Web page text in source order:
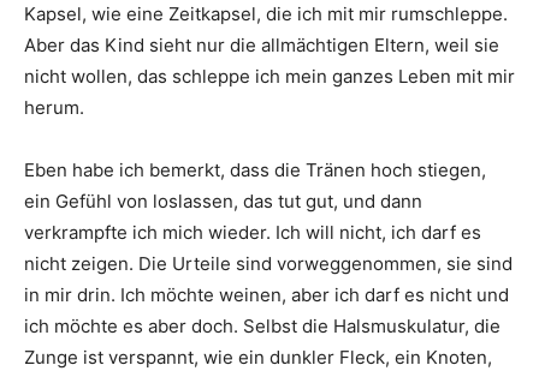
Kapsel, wie eine Zeitkapsel, die ich mit mir rumschleppe.
Aber das Kind sieht nur die allmächtigen Eltern, weil sie
nicht wollen, das schleppe ich mein ganzes Leben mit mir
herum.
Eben habe ich bemerkt, dass die Tränen hoch stiegen,
ein Gefühl von loslassen, das tut gut, und dann
verkrampfte ich mich wieder. Ich will nicht, ich darf es
nicht zeigen. Die Urteile sind vorweggenommen, sie sind
in mir drin. Ich möchte weinen, aber ich darf es nicht und
ich möchte es aber doch. Selbst die Halsmuskulatur, die
Zunge ist verspannt, wie ein dunkler Fleck, ein Knoten,